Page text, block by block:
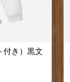
付き）黒文